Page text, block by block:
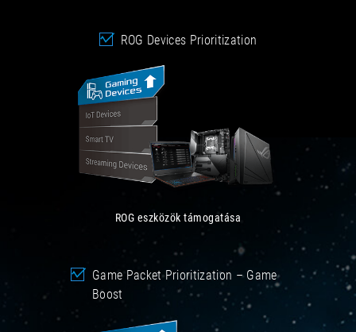
ROG Devices Prioritization
ROG eszközök támogatása
Game Packet Prioritization – Game
Boost